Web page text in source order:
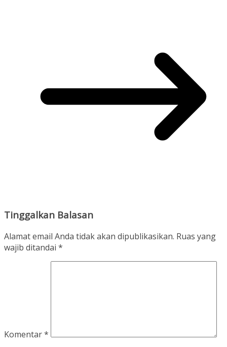
Tinggalkan Balasan
Alamat email Anda tidak akan dipublikasikan. Ruas yang
wajib ditandai *
Komentar*